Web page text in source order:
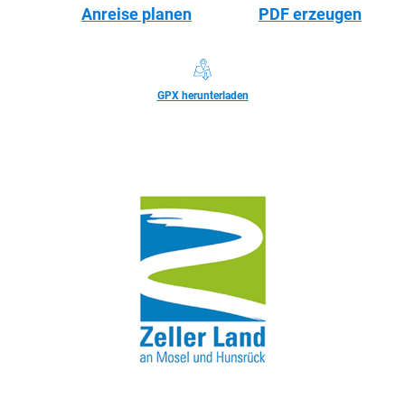
Anreise planen PDF erzeugen
GPX herunterladen